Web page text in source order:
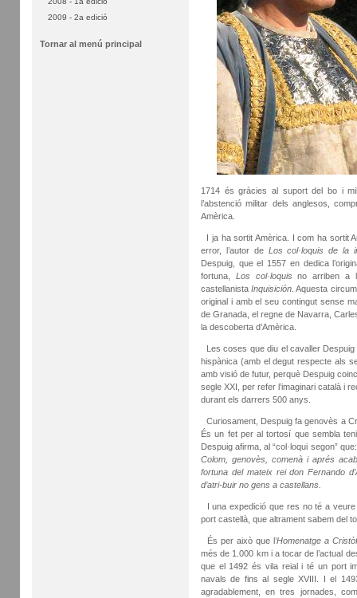
2009 - 2a edició
Tornar al menú principal
1714 és gràcies al suport del bo i
l’abstenció militar dels anglesos,
Amèrica.
I ja ha sortit Amèrica. I com ha sortit
error, l’autor de Los col·loquis de la
Despuig, que el 1557 en dedica
fortuna, Los col·loquis no arriben a
castellanistaInquisición . Aquesta
original i amb el seu contingut sense
de Granada, el regne de Navarra,
la descoberta d’Amèrica.
Les coses que diu el cavaller
hispànica (amb el degut respecte als
amb visió de futur, perquè Despuig
segle XXI, per refer l’imaginari català i
durant els darrers 500 anys.
Curiosament, Despuig fa genovès a
És un fet per al tortosí que sembla
Despuig afirma, al “col·loqui segon”
Colom, genovès, comenà i aprés
fortuna del mateix rei don Fernando
d’atri-buir no gens a castellans.
I una expedició que res no té a veure
port castellà, que altrament sabem del
És per això que l’Homenatge a
més de 1.000 km i a tocar de l’actual
que el 1492 és vila reial i té un port
navals de fins al segle XVIII. I el
agradablement, en tres jornades,